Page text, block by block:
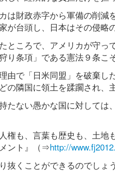
は財政赤字から軍備の削
が台頭し、日本はその侵略
ところで、アメリカが守
り条項」である憲法９条こ
由で「日米同盟」を破棄
の隣国に領土を蹂躙され、
たない愚かな国に対して
権も、言葉も歴史も、土
ント』（⇒http://
抜くことができるのでしょ